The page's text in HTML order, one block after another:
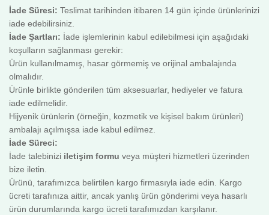
İade Süresi: Teslimat tarihinden itibaren 14 gün içinde ürünlerinizi
iade edebilirsiniz.
İade Şartları: İade işlemlerinin kabul edilebilmesi için aşağıdaki
koşulların sağlanması gerekir:
Ürün kullanılmamış, hasar görmemiş ve orijinal ambalajında
olmalıdır.
Ürünle birlikte gönderilen tüm aksesuarlar, hediyeler ve fatura
iade edilmelidir.
Hijyenik ürünlerin (örneğin, kozmetik ve kişisel bakım ürünleri)
ambalajı açılmışsa iade kabul edilmez.
İade Süreci:
İade talebinizi iletişim formu veya müşteri hizmetleri üzerinden
bize iletin.
Ürünü, tarafımızca belirtilen kargo firmasıyla iade edin. Kargo
ücreti tarafınıza aittir, ancak yanlış ürün gönderimi veya hasarlı
ürün durumlarında kargo ücreti tarafımızdan karşılanır.